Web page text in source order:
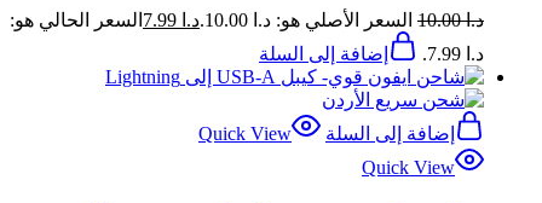
د.ا10.00 السعر الأصلي هو: د.ا 10.00. د.ا
السعر الحالي هو:
د.ا 7.99.
إضافة إلى السلة
إضافة إلى السلة
Quick View
Quick View